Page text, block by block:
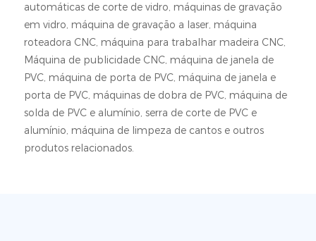
automáticas de corte de vidro, máquinas de gravação
em vidro, máquina de gravação a laser, máquina
roteadora CNC, máquina para trabalhar madeira CNC,
Máquina de publicidade CNC, máquina de janela de
PVC, máquina de porta de PVC, máquina de janela e
porta de PVC, máquinas de dobra de PVC, máquina de
solda de PVC e alumínio, serra de corte de PVC e
alumínio, máquina de limpeza de cantos e outros
produtos relacionados.